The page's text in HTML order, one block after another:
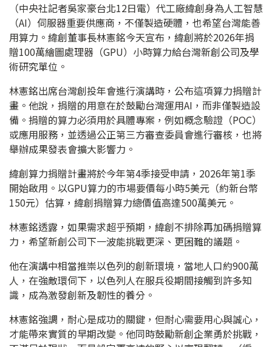
（中央社記者吳家豪台北12日電）代工廠緯創身為人工智慧
（AI）伺服器重要供應商，不僅製造硬體，也希望台灣能善
用算力。緯創董事長林憲銘今天宣布，緯創將於2026年捐
贈100萬繪圖處理器（GPU）小時算力給台灣新創公司及學
術研究單位。
林憲銘出席台灣創投年會進行演講時，公布這項算力捐贈計
畫。他說，捐贈的用意在於鼓勵台灣運用AI，而非僅製造設
備。捐贈的算力必須用於具體專案，例如概念驗證（POC）
或應用服務，並透過公正第三方審查委員會進行審核，也將
舉辦成果發表會擴大影響力。
緯創算力捐贈計畫將於今年第4季接受申請，2026年第1季
開始啟用。以GPU算力的市場要價每小時5美元（約新台幣
150元）估算，緯創捐贈算力總價值高達500萬美元。
林憲銘透露，如果需求超乎預期，緯創不排除再加碼捐贈算
力，希望新創公司下一波能挑戰更深、更困難的議題。
他在演講中相當推崇以色列的創新環境，當地人口約900萬
人，在強敵環伺下，以色列人在服兵役期間接觸到許多知
識，成為激發創新及韌性的養分。
林憲銘強調，耐心是成功的關鍵，但耐心需要用心與誠心，
才能帶來實質的早期改變。他同時鼓勵新創企業勇於挑戰，